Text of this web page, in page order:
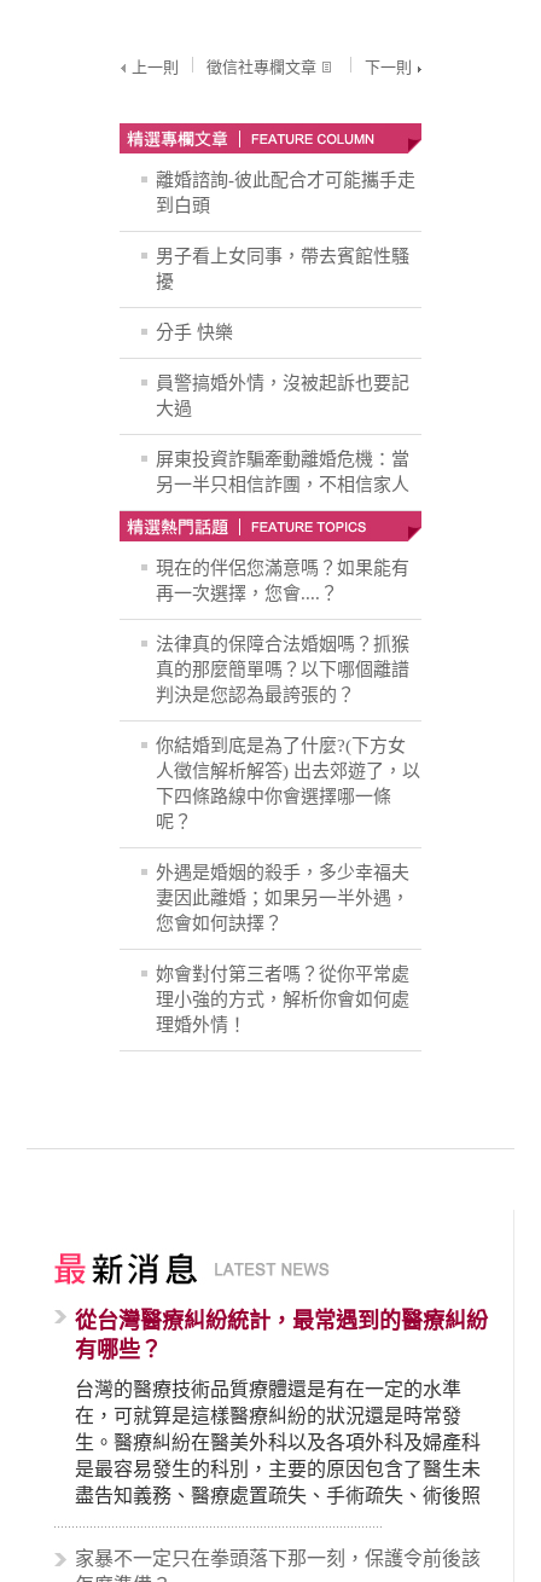
上一則 徵信社專欄文章 下一則
離婚諮詢-彼此配合才可能攜手走
到白頭
男子看上女同事，帶去賓館性騷
擾
分手 快樂
員警搞婚外情，沒被起訴也要記
大過
屏東投資詐騙牽動離婚危機：當
另一半只相信詐團，不相信家人
現在的伴侶您滿意嗎？如果能有
再一次選擇，您會....？
法律真的保障合法婚姻嗎？抓猴
真的那麼簡單嗎？以下哪個離譜
判決是您認為最誇張的？
你結婚到底是為了什麼?(下方女
人徵信解析解答) 出去郊遊了，以
下四條路線中你會選擇哪一條
呢？
外遇是婚姻的殺手，多少幸福夫
妻因此離婚；如果另一半外遇，
您會如何訣擇？
妳會對付第三者嗎？從你平常處
理小強的方式，解析你會如何處
理婚外情！
從台灣醫療糾紛統計，最常遇到的醫療糾紛
有哪些？
台灣的醫療技術品質療體還是有在一定的水準
在，可就算是這樣醫療糾紛的狀況還是時常發
生。醫療糾紛在醫美外科以及各項外科及婦產科
是最容易發生的科別，主要的原因包含了醫生未
盡告知義務、醫療處置疏失、手術疏失、術後照
顧失當、醫療費用的收取。雖然醫學進步，但醫
生與病患之間引起的糾紛還是經常發生。很多案
例中最後都走向訴訟流程，我們如果不幸遇到相
家暴不一定只在拳頭落下那一刻，保護令前後該